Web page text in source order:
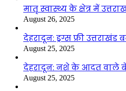
मातृ स्वास्थ्य के क्षेत्र में
August 26, 2025
देहरादून: ड्रग्स फ्री
August 25, 2025
देहरादून: नशे के आदत वाले
August 25, 2025